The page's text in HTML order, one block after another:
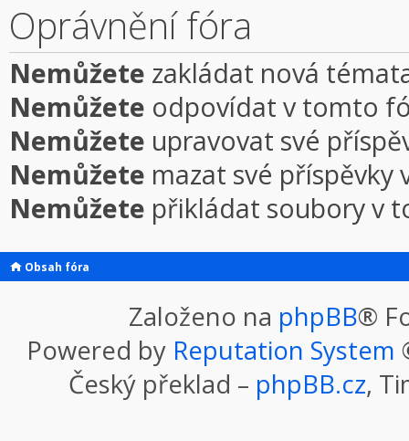
Oprávnění fóra
Nemůžete zakládat nová
Nemůžete odpovídat v tomto
Nemůžete upravovat své
Nemůžete mazat své
Nemůžete přikládat soubory v
Obsah fóra
Založeno na phpBB®
Powered by Reputation System
Český překlad – phpBB.cz,